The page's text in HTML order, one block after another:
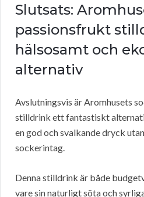
Slutsats:
passionsfrukt
hälsosamt och
alternativ
Avslutningsvis är Aromhusets
stilldrink ett fantastiskt
en god och svalkande dryck
sockerintag.
Denna stilldrink är både
vare sin naturligt söta och